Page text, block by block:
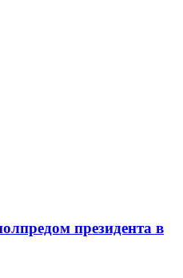
президента в